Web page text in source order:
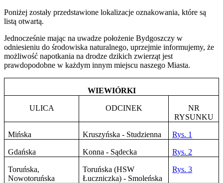
Poniżej zostały przedstawione lokalizacje oznakowania, które są
listą otwartą.
Jednocześnie mając na uwadze położenie Bydgoszczy w
odniesieniu do środowiska naturalnego, uprzejmie informujemy, że
możliwość napotkania na drodze dzikich zwierząt jest
prawdopodobne w każdym innym miejscu naszego Miasta.
WIEWIÓRKI
ULICA ODCINEK
NR
RYSUNKU
Mińska Kruszyńska - Studzienna Rys. 1
Gdańska Konna - Sądecka Rys. 2
Toruńska,
Nowotoruńska
Toruńska (HSW
Łuczniczka) - Smoleńska
Rys. 3